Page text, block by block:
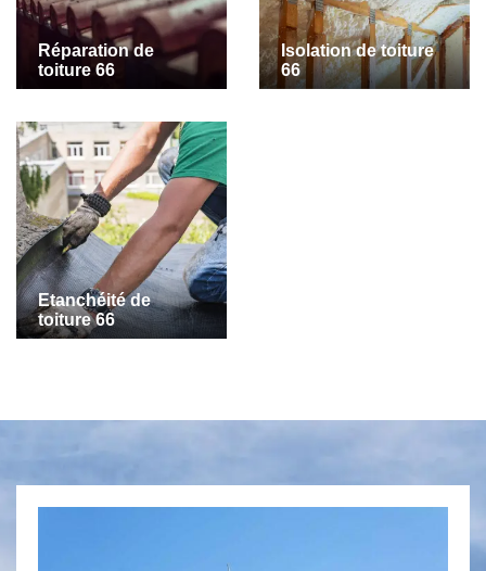
Réparation de
toiture 66
Isolation de toiture
66
Etanchéité de
toiture 66